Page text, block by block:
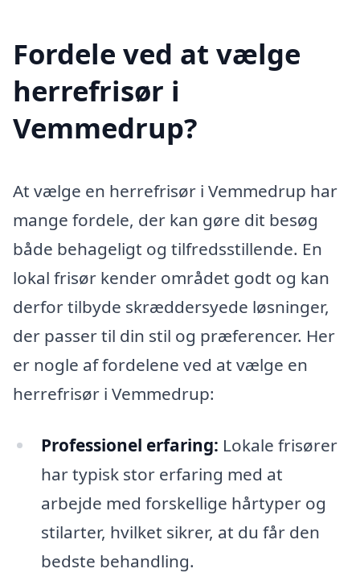
Fordele ved at vælge
herrefrisør i
Vemmedrup?
At vælge en herrefrisør i Vemmedrup har
mange fordele, der kan gøre dit besøg
både behageligt og tilfredsstillende. En
lokal frisør kender området godt og kan
derfor tilbyde skræddersyede løsninger,
der passer til din stil og præferencer. Her
er nogle af fordelene ved at vælge en
herrefrisør i Vemmedrup:
Professionel erfaring: Lokale frisører
har typisk stor erfaring med at
arbejde med forskellige hårtyper og
stilarter, hvilket sikrer, at du får den
bedste behandling.